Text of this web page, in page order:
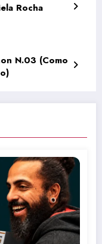
Rocha
N.03 (Como